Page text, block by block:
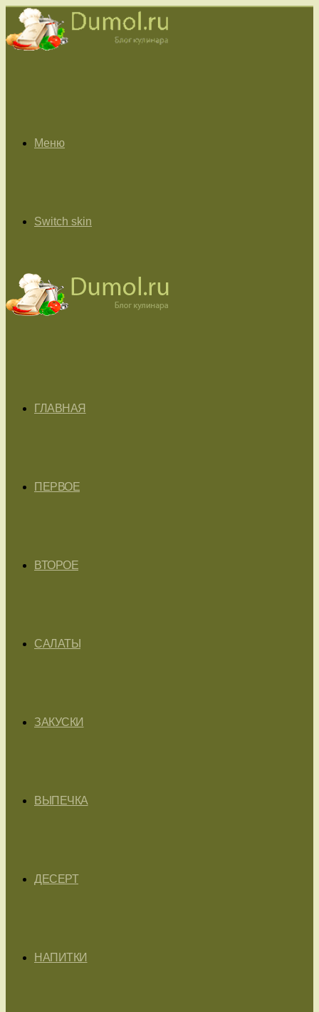
Меню
Switch skin
ГЛАВНАЯ
ПЕРВОЕ
ВТОРОЕ
САЛАТЫ
ЗАКУСКИ
ВЫПЕЧКА
ДЕСЕРТ
НАПИТКИ